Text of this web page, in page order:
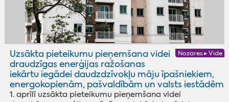
Nozares ▸ Vide
Uzsākta pieteikumu pieņemšana videi
draudzīgas enerģijas ražošanas
iekārtu iegādei daudzdzīvokļu māju īpašniekiem,
energokopienām, pašvaldībām un valsts iestādēm
1. aprīlī uzsākta pieteikumu pieņemšana videi